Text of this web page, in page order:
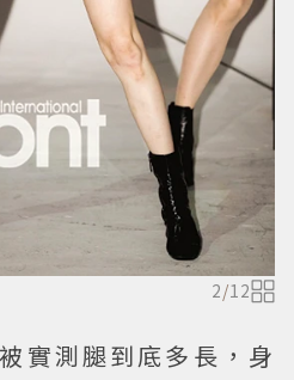
2/12
實測腿到底多長，身